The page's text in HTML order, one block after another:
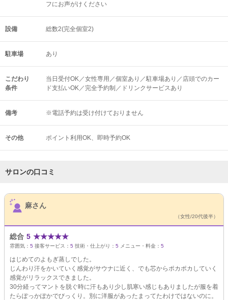
フにお声がけください
設備 総数2(完全個室2)
駐車場 あり
こだわり
条件
当日受付OK／女性専用／個室あり／駐車場あり／店頭でのカー
ド支払いOK／完全予約制／ドリンクサービスあり
備考 ※電話予約は受け付けておりません
その他 ポイント利用OK 即時予約OK
サロンの口コミ
サロンPick Up
麻さん
（女性/20代後半）
総合 5 ★★★★★
雰囲気： 5 接客サービス： 5 技術・仕上がり： 5 メニュー・料金： 5
はじめてのよもぎ蒸しでした。
じんわり汗をかいていく感覚がサウナに近く、でも芯からポカポカしていく
感覚がリラックスできました。
30分経ってマントを脱ぐ時に汗もあり少し肌寒い感じもありましたが服を着
たらぽっかぽかでびっくり。別に洋服があったまってたわけではないのに。